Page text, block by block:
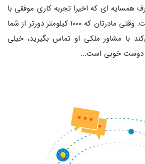
همسایه‌ ای که اخیرا تجربه کاری موفقی با
او داشته، مناسب‌ تر است. وقتی مادرتان که 1000 کیلومتر دورتر از شما
با مشاور ملکی او تماس بگیرید، خیلی
دوست خوبی است...